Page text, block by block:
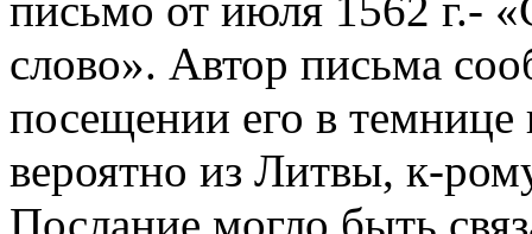
письмо от июля 1562 г.-
слово». Автор письма
посещении его в
вероятно из Литвы, к-